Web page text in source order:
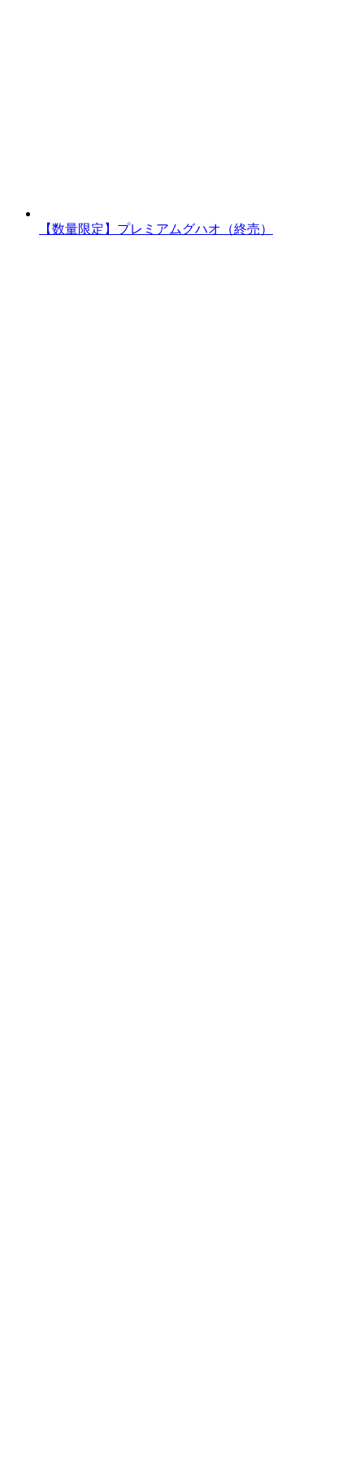
【数量限定】プレミアムグハオ（終売）